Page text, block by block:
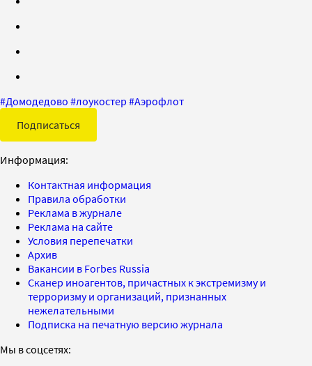
#Домодедово #лоукостер #Аэрофлот
Подписаться
Информация:
Контактная информация
Правила обработки
Реклама в журнале
Реклама на сайте
Условия перепечатки
Архив
Вакансии в Forbes Russia
Сканер иноагентов, причастных к экстремизму и
терроризму и организаций, признанных
нежелательными
Подписка на печатную версию журнала
Мы в соцсетях: